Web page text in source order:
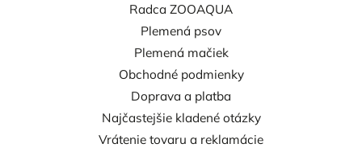
Radca ZOOAQUA
Plemená psov
Plemená mačiek
Obchodné podmienky
Doprava a platba
Najčastejšie kladené otázky
Vrátenie tovaru a reklamácie